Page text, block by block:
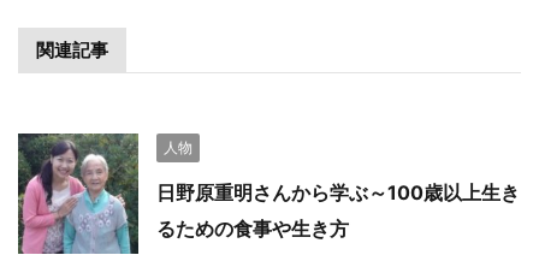
関連記事
人物
日野原重明さんから学ぶ～100歳以上生き
るための食事や生き方